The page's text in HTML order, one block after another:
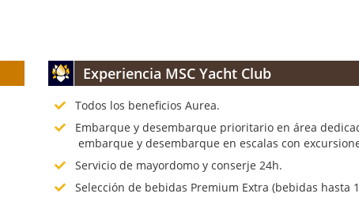
Experiencia MSC Yacht Club
Todos los beneficios Aurea.
Embarque y desembarque prioritario en área
embarque y desembarque en escalas con
Servicio de mayordomo y conserje 24h.
Selección de bebidas Premium Extra (bebidas hasta